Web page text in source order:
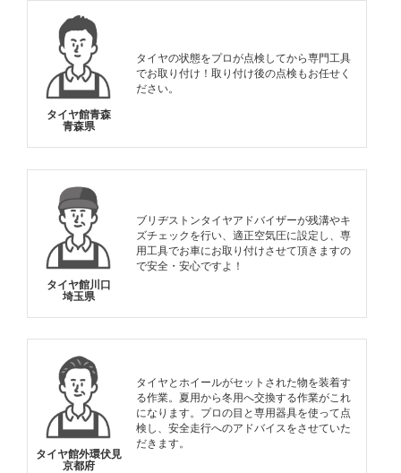
タイヤ館青森
青森県
タイヤの状態をプロが点検してから専門工具
でお取り付け！取り付け後の点検もお任せく
ださい。
タイヤ館川口
埼玉県
ブリヂストンタイヤアドバイザーが残溝やキ
ズチェックを行い、適正空気圧に設定し、専
用工具でお車にお取り付けさせて頂きますの
で安全・安心ですよ！
タイヤ館外環伏見
京都府
タイヤとホイールがセットされた物を装着す
る作業。夏用から冬用へ交換する作業がこれ
になります。プロの目と専用器具を使って点
検し、安全走行へのアドバイスをさせていた
だきます。